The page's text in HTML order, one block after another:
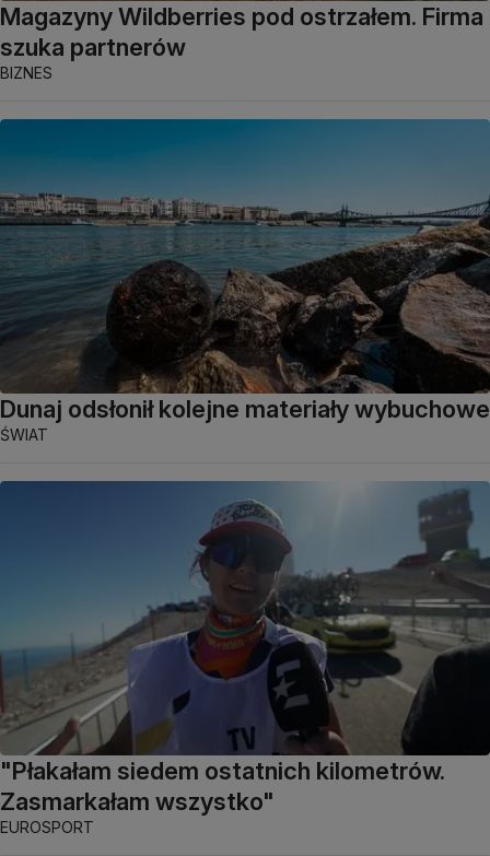
Magazyny Wildberries pod ostrzałem. Firma
szuka partnerów
BIZNES
Dunaj odsłonił kolejne materiały wybuchowe
ŚWIAT
"Płakałam siedem ostatnich kilometrów.
Zasmarkałam wszystko"
EUROSPORT